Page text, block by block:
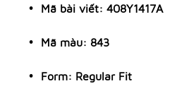
Mã bài viết: 408Y1417A
Mã màu: 843
Form: Regular Fit